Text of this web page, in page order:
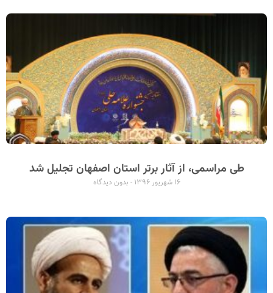
طی مراسمی، از آثار برتر استان اصفهان تجلیل شد
۱۶ شهریور ۱۳۹۶ بدون دیدگاه